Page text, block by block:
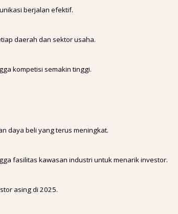
berjalan efektif.
daerah dan sektor usaha.
kompetisi semakin tinggi.
daya beli yang terus meningkat.
fasilitas kawasan industri untuk menarik investor.
asing di 2025.